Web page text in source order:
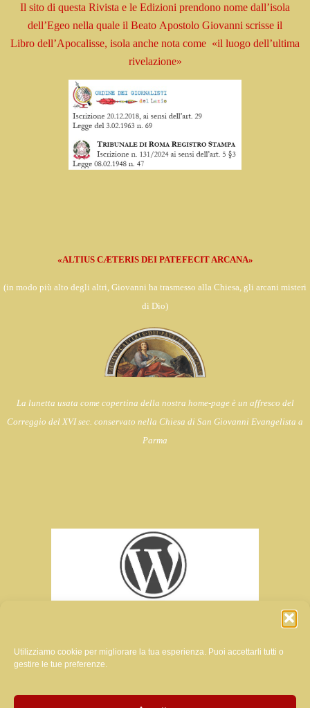
Utilizziamo cookie per migliorare la tua esperienza. Puoi accettarli tutti o
gestire le tue preferenze.
Il sito di questa Rivista e le Edizioni prendono nome dall’isola
dell’Egeo nella quale il Beato Apostolo Giovanni scrisse il
Libro dell’Apocalisse, isola anche nota come «il luogo dell’ultima
rivelazione»
«ALTIUS CÆTERIS DEI PATEFECIT ARCANA»
(in modo più alto degli altri, Giovanni ha trasmesso alla Chiesa, gli arcani misteri
di Dio)
La lunetta usata come copertina della nostra home-page è un affresco del
Correggio del XVI sec. conservato nella Chiesa di San Giovanni Evangelista a
Parma
ratrice del sito di questa rivista: